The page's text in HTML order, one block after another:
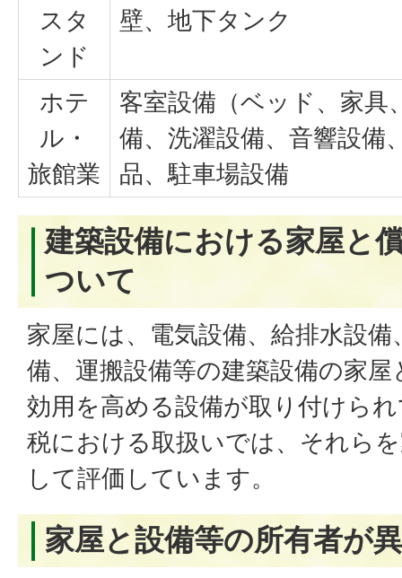
スタ
ンド
壁、地下タンク
ホテ
ル・
旅館業
客室設備（ベッド、家具
備、洗濯設備、音響設備
品、駐車場設備
建築設備における家屋と
ついて
家屋には、電気設備、給排水設
備、運搬設備等の建築設備の家
効用を高める設備が取り付けら
税における取扱いでは、それら
して評価しています。
家屋と設備等の所有者が